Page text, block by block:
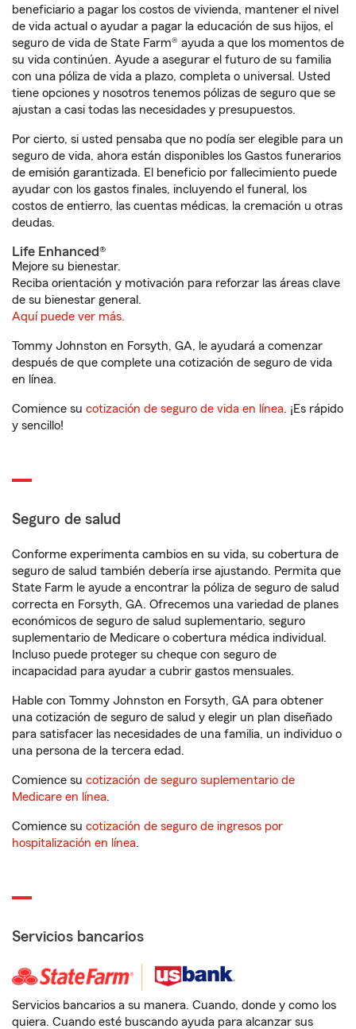
beneficiario a pagar los costos de vivienda, mantener el nivel
de vida actual o ayudar a pagar la educación de sus hijos, el
seguro de vida de State Farm® ayuda a que los momentos de
su vida continúen. Ayude a asegurar el futuro de su familia
con una póliza de vida a plazo, completa o universal. Usted
tiene opciones y nosotros tenemos pólizas de seguro que se
ajustan a casi todas las necesidades y presupuestos.
Por cierto, si usted pensaba que no podía ser elegible para un
seguro de vida, ahora están disponibles los Gastos funerarios
de emisión garantizada. El beneficio por fallecimiento puede
ayudar con los gastos finales, incluyendo el funeral, los
costos de entierro, las cuentas médicas, la cremación u otras
deudas.
Life Enhanced®
Mejore su bienestar.
Reciba orientación y motivación para reforzar las áreas clave
de su bienestar general.
Aquí puede ver más.
Tommy Johnston en Forsyth, GA, le ayudará a comenzar
después de que complete una cotización de seguro de vida
en línea.
Comience su cotización de seguro de vida en línea. ¡Es rápido
y sencillo!
Seguro de salud
Conforme experimenta cambios en su vida, su cobertura de
seguro de salud también debería irse ajustando. Permita que
State Farm le ayude a encontrar la póliza de seguro de salud
correcta en Forsyth, GA. Ofrecemos una variedad de planes
económicos de seguro de salud suplementario, seguro
suplementario de Medicare o cobertura médica individual.
Incluso puede proteger su cheque con seguro de
incapacidad para ayudar a cubrir gastos mensuales.
Hable con Tommy Johnston en Forsyth, GA para obtener
una cotización de seguro de salud y elegir un plan diseñado
para satisfacer las necesidades de una familia, un individuo o
una persona de la tercera edad.
Comience su cotización de seguro suplementario de
Medicare en línea.
Comience su cotización de seguro de ingresos por
hospitalización en línea.
Servicios bancarios
Servicios bancarios a su manera. Cuando, donde y como los
quiera. Cuando esté buscando ayuda para alcanzar sus